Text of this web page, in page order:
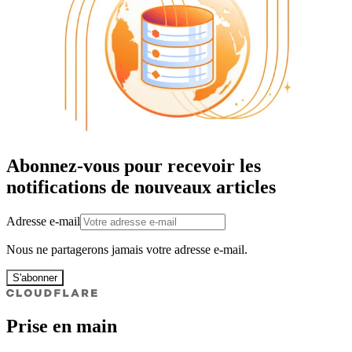
Abonnez-vous pour recevoir les
notifications de nouveaux articles
Adresse e-mail
Nous ne partagerons jamais votre adresse e-mail.
S'abonner
Prise en main